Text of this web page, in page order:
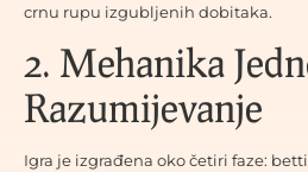
crnu rupu izgubljenih dobitaka.
2. Mehanika
Razumijevanje
Igra je izgrađena oko četiri faze: